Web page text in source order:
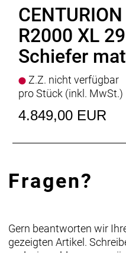
R2000 XL
Schiefer
Z.Z. nicht verfügbar
pro Stück (inkl. MwSt.)
4.849,00 EUR
Fragen?
Gern beantworten wir
gezeigten Artikel.